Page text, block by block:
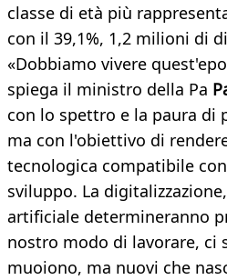
classe di età più
con il 39,1%, 1,2 milioni di
«Dobbiamo vivere
spiega il ministro della Pa
con lo spettro e la paura di
ma con l'obiettivo di
tecnologica compatibile
sviluppo. La
artificiale determineranno
nostro modo di lavorare, ci
muoiono, ma nuovi che